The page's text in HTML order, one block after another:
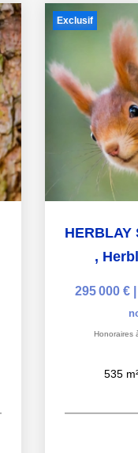
Exclusif
,
295 000 €
Honoraires
535